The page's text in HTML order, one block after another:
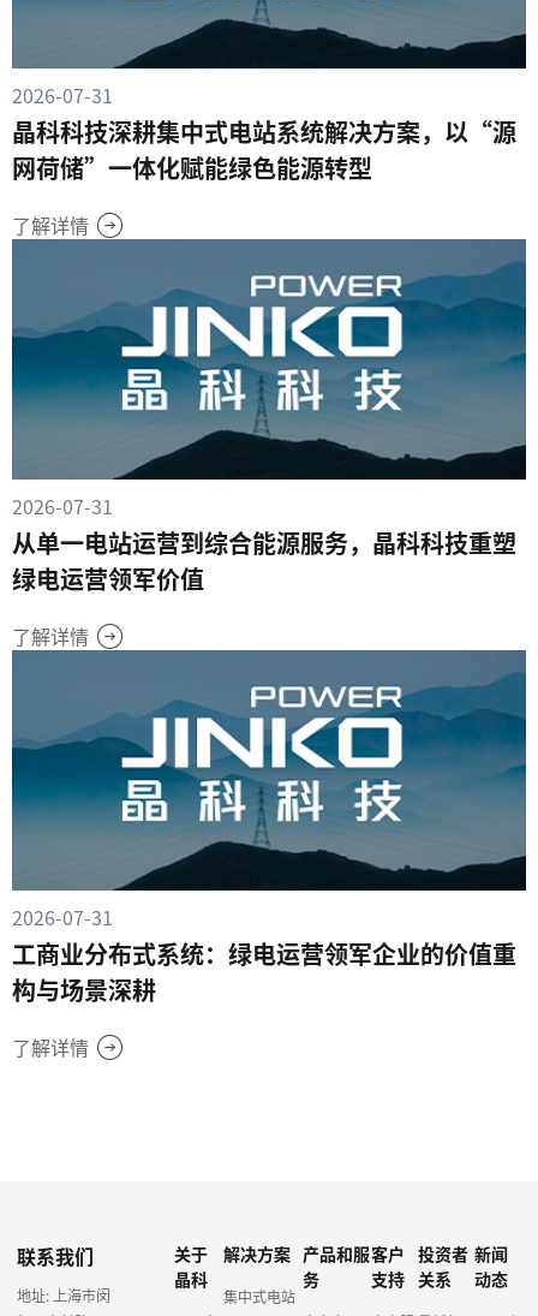
2026-07-31
晶科科技深耕集中式电站系统解决方案，以“源
网荷储”一体化赋能绿色能源转型
了解详情
2026-07-31
从单一电站运营到综合能源服务，晶科科技重塑
绿电运营领军价值
了解详情
2026-07-31
工商业分布式系统：绿电运营领军企业的价值重
构与场景深耕
了解详情
联系我们
地址: 上海市闵
关于
晶科
解决方案
集中式电站
产品和服
务
客户
支持
投资者
关系
新闻
动态